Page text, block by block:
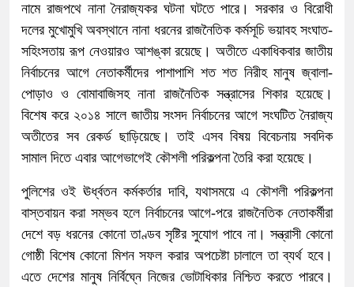
নামে রাজপথে নানা নৈরাজ্যকর ঘটনা ঘটতে পারে। সরকার ও বিরোধী
দলের মুখোমুখি অবস্থানে নানা ধরনের রাজনৈতিক কর্মসূচি ভয়াবহ সংঘাত-
সহিংসতায় রূপ নেওয়ারও আশঙ্কা রয়েছে। অতীতে একাধিকবার জাতীয়
নির্বাচনের আগে নেতাকর্মীদের পাশাপাশি শত শত নিরীহ মানুষ জ্বালা-
পোড়াও ও বোমাবাজিসহ নানা রাজনৈতিক সন্ত্রাসের শিকার হয়েছে।
বিশেষ করে ২০১৪ সালে জাতীয় সংসদ নির্বাচনের আগে সংঘটিত নৈরাজ্য
অতীতের সব রেকর্ড ছাড়িয়েছে। তাই এসব বিষয় বিবেচনায় সবদিক
সামাল দিতে এবার আগেভাগেই কৌশলী পরিকল্পনা তৈরি করা হয়েছে।
পুলিশের ওই ঊর্ধ্বতন কর্মকর্তার দাবি, যথাসময়ে এ কৌশলী পরিকল্পনা
বাস্তবায়ন করা সম্ভব হলে নির্বাচনের আগে-পরে রাজনৈতিক নেতাকর্মীরা
দেশে বড় ধরনের কোনো তাণ্ডব সৃষ্টির সুযোগ পাবে না। সন্ত্রাসী কোনো
গোষ্ঠী বিশেষ কোনো মিশন সফল করার অপচেষ্টা চালালে তা ব্যর্থ হবে।
এতে দেশের মানুষ নির্বিঘ্নে নিজের ভোটাধিকার নিশ্চিত করতে পারবে।